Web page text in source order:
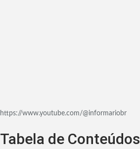
https://www.youtube.com/@informariobr
Tabela de Conteúdos